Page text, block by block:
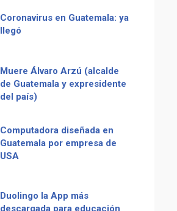
Coronavirus en Guatemala: ya
llegó
Muere Álvaro Arzú (alcalde
de Guatemala y expresidente
del país)
Computadora diseñada en
Guatemala por empresa de
USA
Duolingo la App más
descargada para educación
Recetas del fiambre